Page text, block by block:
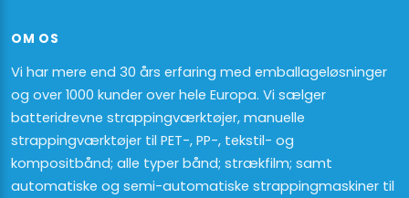
OM OS
Vi har mere end 30 års erfaring med emballageløsninger
og over 1000 kunder over hele Europa. Vi sælger
batteridrevne strappingværktøjer, manuelle
strappingværktøjer til PET-, PP-, tekstil- og
kompositbånd; alle typer bånd; strækfilm; samt
automatiske og semi-automatiske strappingmaskiner til